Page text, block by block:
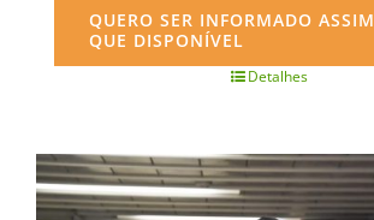
QUERO SER INFORMADO ASSIM
QUE DISPONÍVEL
Detalhes